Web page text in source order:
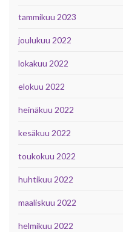
tammikuu 2023
joulukuu 2022
lokakuu 2022
elokuu 2022
heinäkuu 2022
kesäkuu 2022
toukokuu 2022
huhtikuu 2022
maaliskuu 2022
helmikuu 2022